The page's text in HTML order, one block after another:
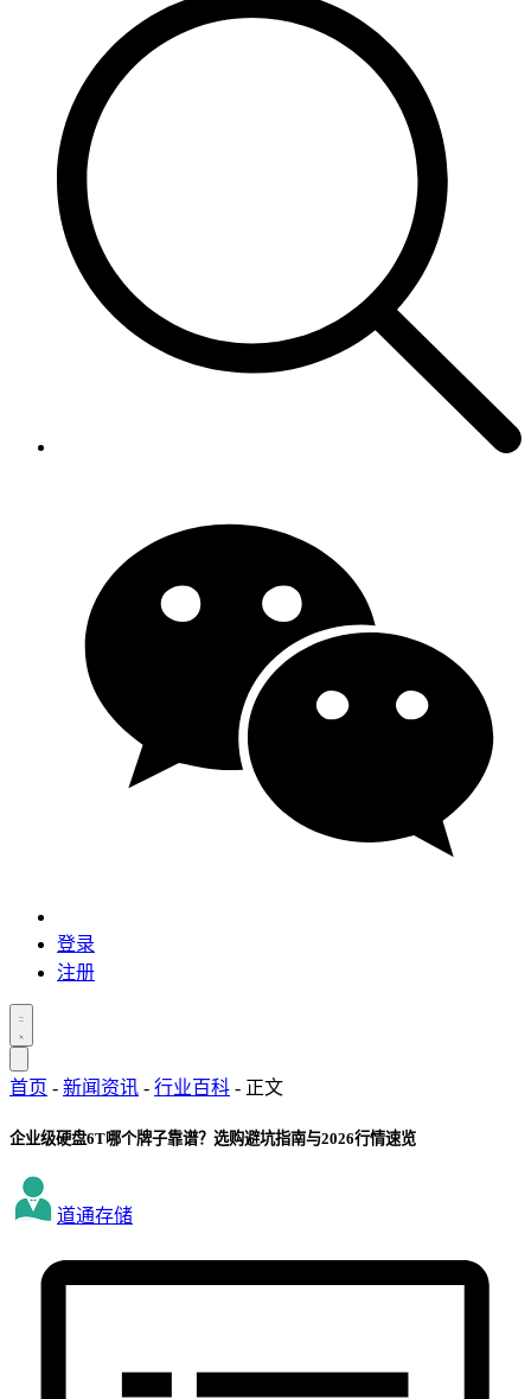
登录
注册
首页 - 新闻资讯 - 行业百科 - 正文
企业级硬盘6T哪个牌子靠谱？选购避坑指南与2026行情速览
道通存储